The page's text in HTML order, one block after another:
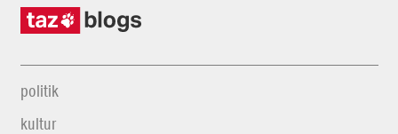
politik
kultur